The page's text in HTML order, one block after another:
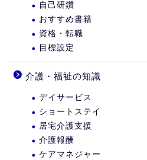
自己研鑽
おすすめ書籍
資格・転職
目標設定
介護・福祉の知識
デイサービス
ショートステイ
居宅介護支援
介護報酬
ケアマネジャー